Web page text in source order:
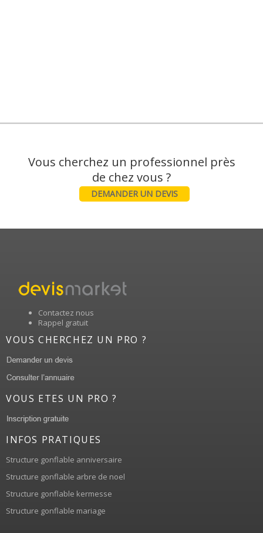
Vous cherchez un professionnel près
DEMANDER UN DEVIS
Contactez nous
Rappel gratuit
VOUS CHERCHEZ UN PRO ?
VOUS ETES UN PRO ?
INFOS PRATIQUES
Structure gonflable anniversaire
Structure gonflable arbre de noel
Structure gonflable kermesse
Structure gonflable mariage